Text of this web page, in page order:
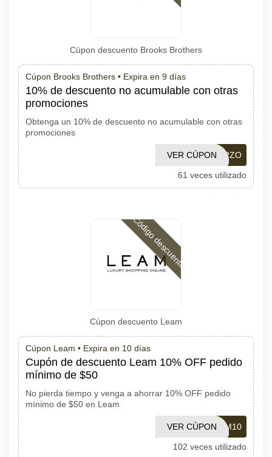
Cúpon descuento Brooks Brothers
Cúpon Brooks Brothers • Expira en 9 días
10% de descuento no acumulable con otras
promociones
Obtenga un 10% de descuento no acumulable con otras
promociones
BBMARZO
VER CÚPON
61 veces utilizado
Código descuento
Cúpon descuento Leam
Cúpon Leam • Expira en 10 días
Cupón de descuento Leam 10% OFF pedido
mínimo de $50
No pierda tiempo y venga a ahorrar 10% OFF pedido
mínimo de $50 en Leam
LEAM10
VER CÚPON
102 veces utilizado